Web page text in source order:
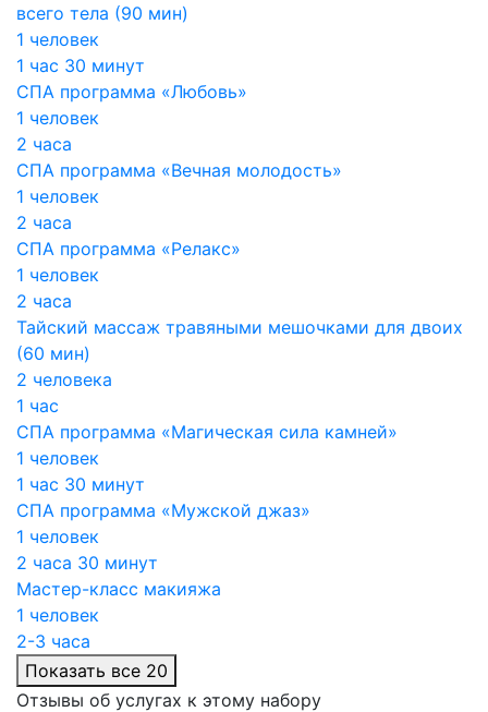
всего тела (90 мин)
1 человек
1 час 30 минут
СПА программа «Любовь»
1 человек
2 часа
СПА программа «Вечная молодость»
1 человек
2 часа
СПА программа «Релакс»
1 человек
2 часа
Тайский массаж травяными мешочками для двоих
(60 мин)
2 человека
1 час
СПА программа «Магическая сила камней»
1 человек
1 час 30 минут
СПА программа «Мужской джаз»
1 человек
2 часа 30 минут
Мастер-класс макияжа
1 человек
2-3 часа
Показать все 20
Отзывы об услугах к этому набору